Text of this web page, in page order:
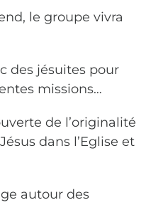
le groupe vivra
des jésuites pour
missions…
de l’originalité
dans l’Eglise et
autour des